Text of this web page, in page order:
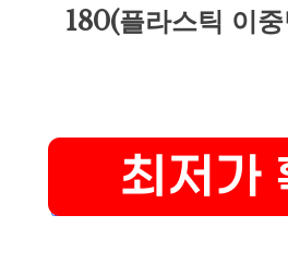
180(플라스틱 이